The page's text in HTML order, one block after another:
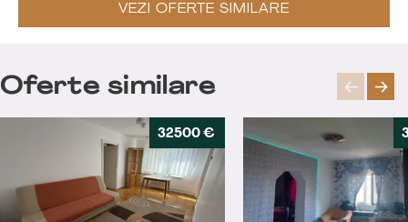
VEZI OFERTE SIMILARE
Oferte similare
32500 €